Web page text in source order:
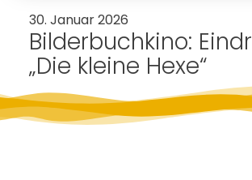
30. Januar 2026
Bilderbuchkino:
„Die kleine Hexe“